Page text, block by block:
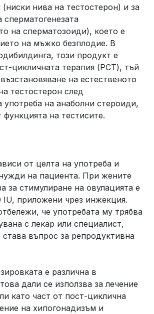
нива на тестостерон) и за
сперматогенезата
на сперматозоиди), което е
на мъжко безплодие. В
този продукт е
цикличната терапия (PCT), тъй
на естественото
тестостерон след
на анаболни стероиди,
функцията на тестисите.
от целта на употреба и
на пациента. При жените
за стимулиране на овулацията е
IU, приложени чрез инжекция.
че употребата му трябва
с лекар или специалист,
става въпрос за репродуктивна
е различна в
дали се използва за лечение
като част от пост-циклична
на хипогонадизъм и